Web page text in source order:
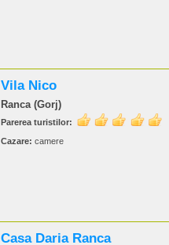
Vila Nico
Ranca (Gorj)
Parerea turistilor:
Cazare: camere
Casa Daria Ranca